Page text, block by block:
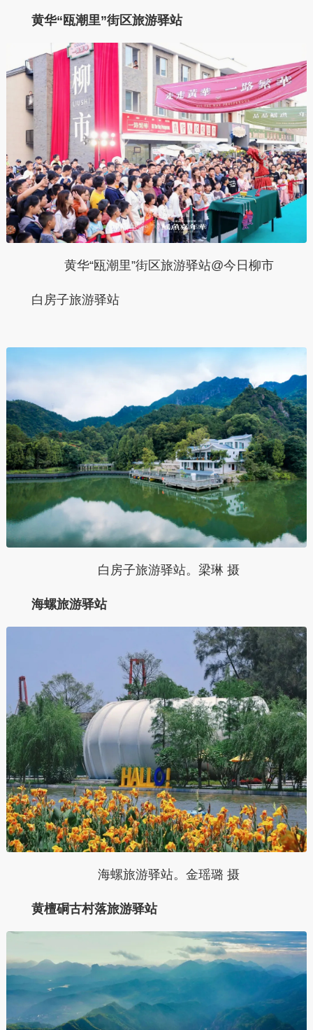
黄华“瓯潮里”街区旅游驿站
黄华“瓯潮里”街区旅游驿站@今日柳市
白房子旅游驿站
白房子旅游驿站。梁琳 摄
海螺旅游驿站
海螺旅游驿站。金瑶璐 摄
黄檀硐古村落旅游驿站